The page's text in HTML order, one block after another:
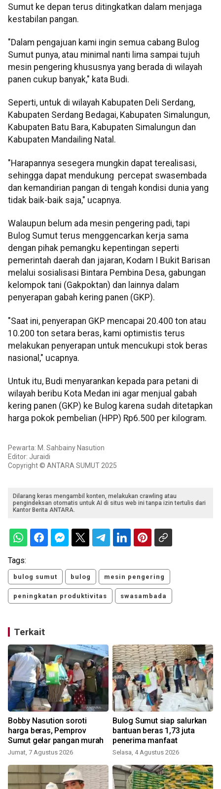
Sumut ke depan terus ditingkatkan dalam menjaga
kestabilan pangan.
"Dalam pengajuan kami ingin semua cabang Bulog
Sumut punya, atau minimal nanti lima sampai tujuh
mesin pengering khususnya yang berada di wilayah
panen cukup banyak," kata Budi.
Seperti, untuk di wilayah Kabupaten Deli Serdang,
Kabupaten Serdang Bedagai, Kabupaten Simalungun,
Kabupaten Batu Bara, Kabupaten Simalungun dan
Kabupaten Mandailing Natal.
"Harapannya sesegera mungkin dapat terealisasi,
sehingga dapat mendukung percepat swasembada
dan kemandirian pangan di tengah kondisi dunia yang
tidak baik-baik saja," ucapnya.
Walaupun belum ada mesin pengering padi, tapi
Bulog Sumut terus menggencarkan kerja sama
dengan pihak pemangku kepentingan seperti
pemerintah daerah dan jajaran, Kodam I Bukit Barisan
melalui sosialisasi Bintara Pembina Desa, gabungan
kelompok tani (Gakpoktan) dan lainnya dalam
penyerapan gabah kering panen (GKP).
"Saat ini, penyerapan GKP mencapai 20.400 ton atau
10.200 ton setara beras, kami optimistis terus
melakukan penyerapan untuk mencukupi stok beras
nasional," ucapnya.
Untuk itu, Budi menyarankan kepada para petani di
wilayah beribu Kota Medan ini agar menjual gabah
kering panen (GKP) ke Bulog karena sudah ditetapkan
harga pokok pembelian (HPP) Rp6.500 per kilogram.
Pewarta: M. Sahbainy Nasution
Editor: Juraidi
Copyright © ANTARA SUMUT 2025
Dilarang keras mengambil konten, melakukan crawling atau
pengindeksan otomatis untuk AI di situs web ini tanpa izin tertulis dari
Kantor Berita ANTARA.
Tags:
bulog sumut bulog mesin pengering
peningkatan produktivitas swasambada
Terkait
Bobby Nasution soroti
harga beras, Pemprov
Sumut gelar pangan murah
Jumat, 7 Agustus 2026
Bulog Sumut siap salurkan
bantuan beras 1,73 juta
penerima manfaat
Selasa, 4 Agustus 2026